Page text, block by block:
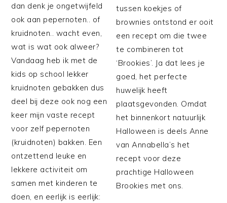
dan denk je ongetwijfeld
ook aan pepernoten.. of
kruidnoten.. wacht even,
wat is wat ook alweer?
Vandaag heb ik met de
kids op school lekker
kruidnoten gebakken dus
deel bij deze ook nog een
keer mijn vaste recept
voor zelf pepernoten
(kruidnoten) bakken. Een
ontzettend leuke en
lekkere activiteit om
samen met kinderen te
doen, en eerlijk is eerlijk:
tussen koekjes of
brownies ontstond er ooit
een recept om die twee
te combineren tot
‘Brookies’. Ja dat lees je
goed, het perfecte
huwelijk heeft
plaatsgevonden. Omdat
het binnenkort natuurlijk
Halloween is deels Anne
van Annabella’s het
recept voor deze
prachtige Halloween
Brookies met ons.